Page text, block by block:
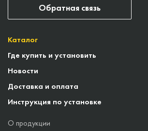
Каталог
Где купить и установить
Новости
Доставка и оплата
Инструкция по установке
О продукции
Обратная связь